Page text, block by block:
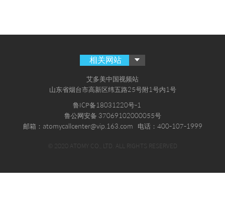
相关网站
艾多美中国视频站
山东省烟台市高新区纬五路25号附1号内1号
鲁ICP备18031220号-1
鲁公网安备 37069102000055号
邮箱：atomycallcenter@vip.163.com 电话：400-107-1999
© 2020 ATOMY CO., LTD. ALL RIGHTS RESERVED